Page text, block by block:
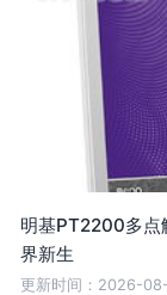
明基PT2200多点
界新生
更新时间：2026-